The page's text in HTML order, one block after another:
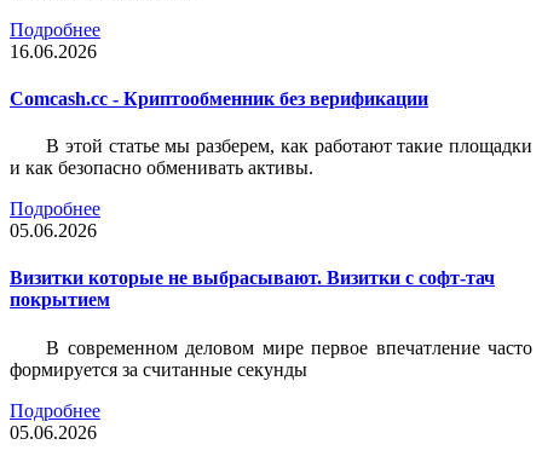
Подробнее
16.06.2026
Comcash.cc - Криптообменник без верификации
В этой статье мы разберем, как работают такие площадки
и как безопасно обменивать активы.
Подробнее
05.06.2026
Визитки которые не выбрасывают. Визитки с софт-тач
покрытием
В современном деловом мире первое впечатление часто
формируется за считанные секунды
Подробнее
05.06.2026